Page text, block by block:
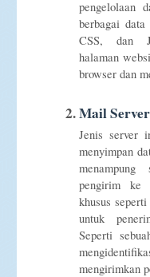
pengelolaan
berbagai
CSS, dan
halaman
browser dan
Mail Server
Jenis server
menyimpan
pengirim ke
khusus
untuk
Seperti
mengirimkan